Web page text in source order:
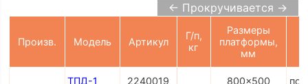
← Прокручивается →
Произв. Модель Артикул
Г/п,
кг
Размеры
платформы,
мм
ТПД-1 2240019 800x500 по